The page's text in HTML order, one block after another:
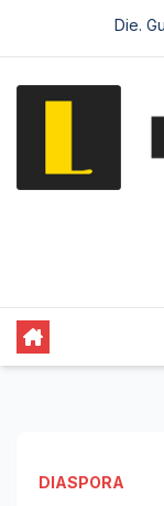
Die.
DIASPORA